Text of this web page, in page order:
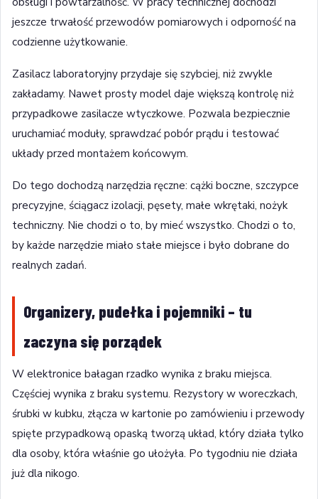
jeszcze trwałość przewodów pomiarowych i odporność na
codzienne użytkowanie.
Zasilacz laboratoryjny przydaje się szybciej, niż zwykle
zakładamy. Nawet prosty model daje większą kontrolę niż
przypadkowe zasilacze wtyczkowe. Pozwala bezpiecznie
uruchamiać moduły, sprawdzać pobór prądu i testować
układy przed montażem końcowym.
Do tego dochodzą narzędzia ręczne: cążki boczne, szczypce
precyzyjne, ściągacz izolacji, pęsety, małe wkrętaki, nożyk
techniczny. Nie chodzi o to, by mieć wszystko. Chodzi o to,
by każde narzędzie miało stałe miejsce i było dobrane do
realnych zadań.
Organizery, pudełka i pojemniki – tu
zaczyna się porządek
W elektronice bałagan rzadko wynika z braku miejsca.
Częściej wynika z braku systemu. Rezystory w woreczkach,
śrubki w kubku, złącza w kartonie po zamówieniu i przewody
spięte przypadkową opaską tworzą układ, który działa tylko
dla osoby, która właśnie go ułożyła. Po tygodniu nie działa
już dla nikogo.